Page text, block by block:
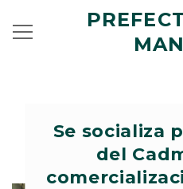
Se socializa
del